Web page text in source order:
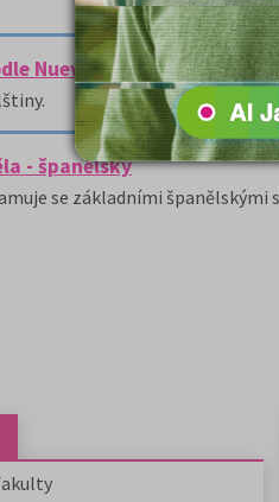
Nuevo Ven 1 a Fiesta 1
- španělsky
se základními